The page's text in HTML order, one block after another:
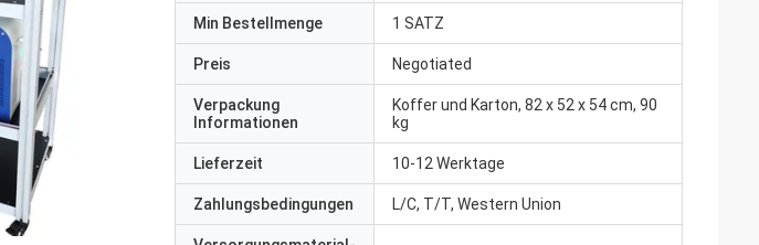
Min Bestellmenge 1 SATZ
Preis Negotiated
Verpackung
Informationen
Koffer und Karton, 82 x 52 x 54 cm, 90
kg
Lieferzeit 10-12 Werktage
Zahlungsbedingungen L/C, T/T, Western Union